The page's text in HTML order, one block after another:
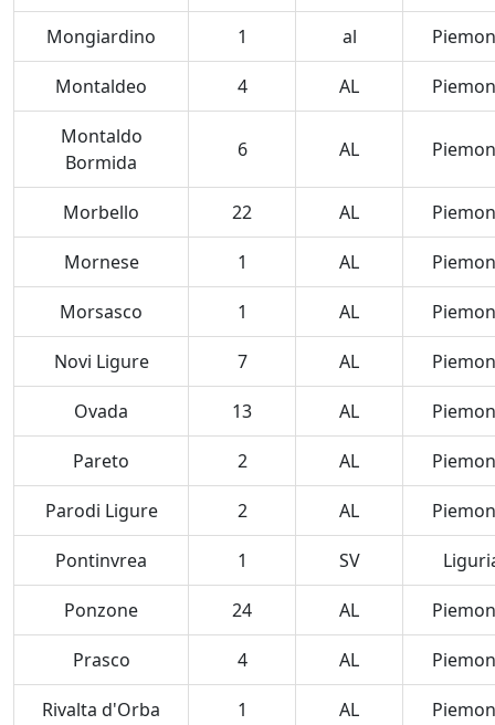
Mongiardino 1 al
Montaldeo 4 AL
Montaldo
Bormida
6 AL
Morbello 22 AL
Mornese 1 AL
Morsasco 1 AL
Novi Ligure 7 AL
Ovada 13 AL
Pareto 2 AL
Parodi Ligure 2 AL
Pontinvrea 1 SV
Ponzone 24 AL
Prasco 4 AL
Rivalta d'Orba 1 AL